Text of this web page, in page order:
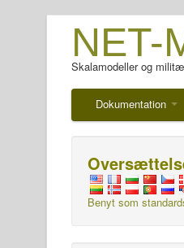
NET-
Skalamodeller og
Dokumentation
Benyt som